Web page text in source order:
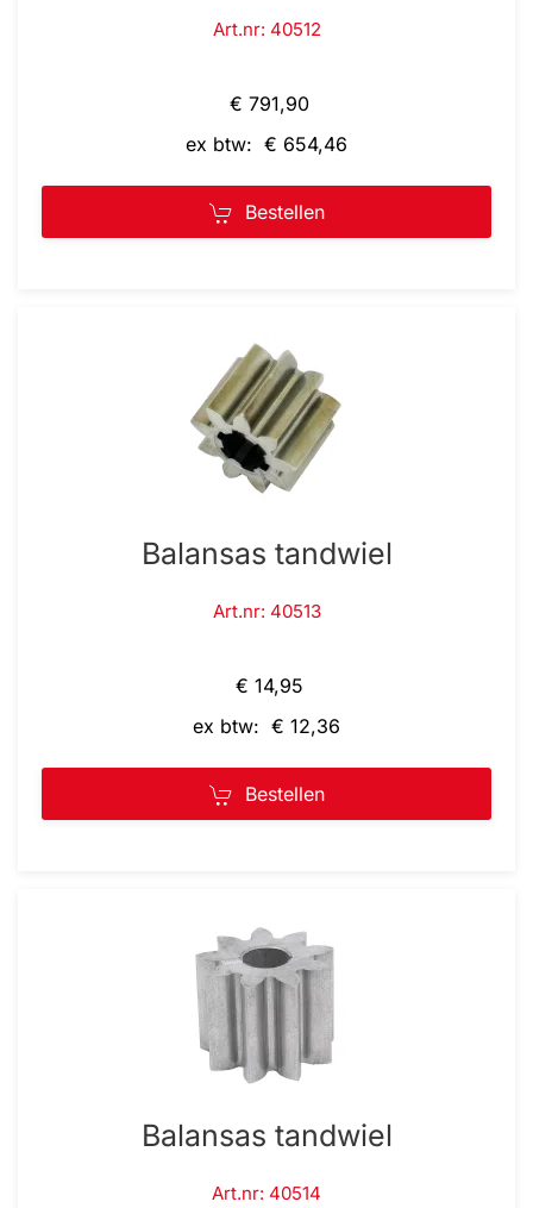
Art.nr: 40512
€ 791,90
ex btw: € 654,46
Bestellen
Balansas tandwiel
Art.nr: 40513
€ 14,95
ex btw: € 12,36
Bestellen
Balansas tandwiel
Art.nr: 40514